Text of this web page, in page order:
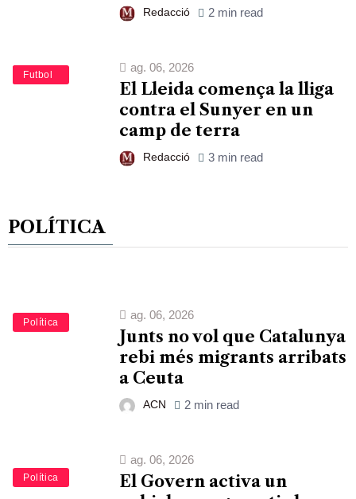
Redacció 2 min read
Esports
Futbol
ag. 06, 2026
El Lleida comença la lliga
contra el Sunyer en un
camp de terra
Redacció 3 min read
POLÍTICA
Política
ag. 06, 2026
Junts no vol que Catalunya
rebi més migrants arribats
a Ceuta
ACN 2 min read
Política
ag. 06, 2026
El Govern activa un